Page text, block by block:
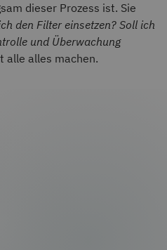
dieser Prozess ist. Sie
den Filter einsetzen? Soll ich
und Überwachung
alle alles machen.